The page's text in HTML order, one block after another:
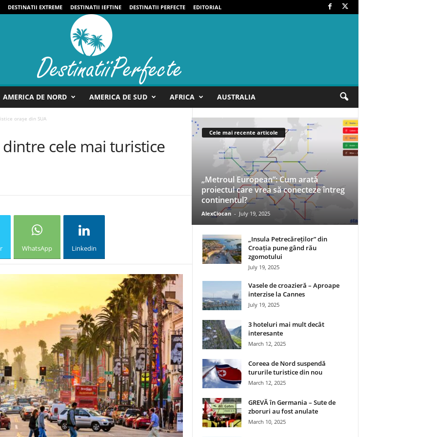
DESTINATII EXTREME DESTINATII IEFTINE DESTINATII PERFECTE EDITORIAL
AMERICA DE NORD AMERICA DE SUD AFRICA AUSTRALIA
orașe din SUA
dintre cele mai turistice
WhatsApp Linkedin
Cele mai recente articole
„Metroul European”: Cum arată
proiectul care vrea să conecteze întreg
continentul?
AlexCiocan - July 19, 2025
„Insula Petrecăreților” din
Croația pune gând rău
zgomotului
July 19, 2025
Vasele de croazieră – Aproape
interzise la Cannes
July 19, 2025
3 hoteluri mai mult decât
interesante
March 12, 2025
Coreea de Nord suspendă
tururile turistice din nou
March 12, 2025
GREVĂ în Germania – Sute de
zboruri au fost anulate
March 10, 2025